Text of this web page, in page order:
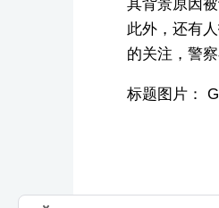
其背景原因
此外，还有
的关注，警
标题图片：